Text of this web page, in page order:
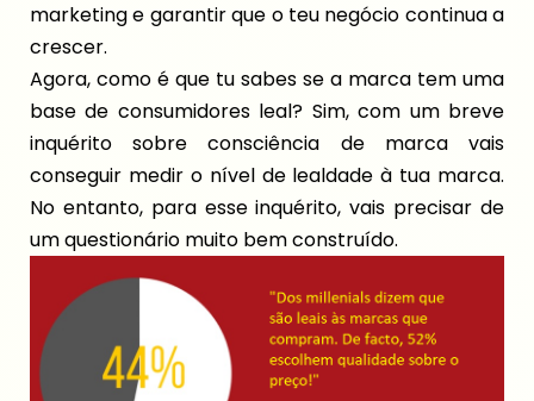
marketing e garantir que o teu negócio continua a
crescer.
Agora, como é que tu sabes se a marca tem uma
base de consumidores leal? Sim, com um breve
inquérito sobre consciência de marca vais
conseguir medir o nível de lealdade à tua marca.
No entanto, para esse inquérito, vais precisar de
um questionário muito bem construído.